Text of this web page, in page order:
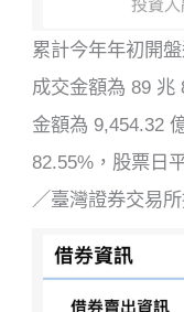
累計今年年初開
成交金額為 89 兆
金額為 9,454.32
82.55%，股票日
／臺灣證券交易所